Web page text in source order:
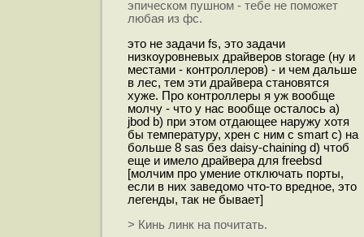
эпическом пушном - тебе не поможет
любая из фс.
это не задачи fs, это задачи
низкоуровневых драйверов storage (ну и
местами - контроллеров) - и чем дальше
в лес, тем эти драйвера становятся
хуже. Про контроллеры я уж вообще
молчу - что у нас вообще осталось a)
jbod b) при этом отдающее наружу хотя
бы температуру, хрен с ним с smart c) на
больше 8 sas без daisy-chaining d) чтоб
еще и имело драйвера для freebsd
[молчим про умение отключать порты,
если в них заведомо что-то вредное, это
легенды, так не бывает]
> Кинь линк на почитать.